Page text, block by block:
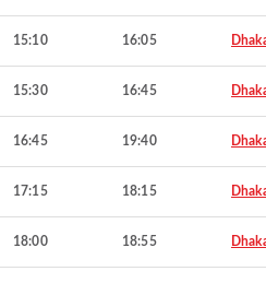
15:10 16:05
15:30 16:45
16:45 19:40
17:15 18:15
18:00 18:55